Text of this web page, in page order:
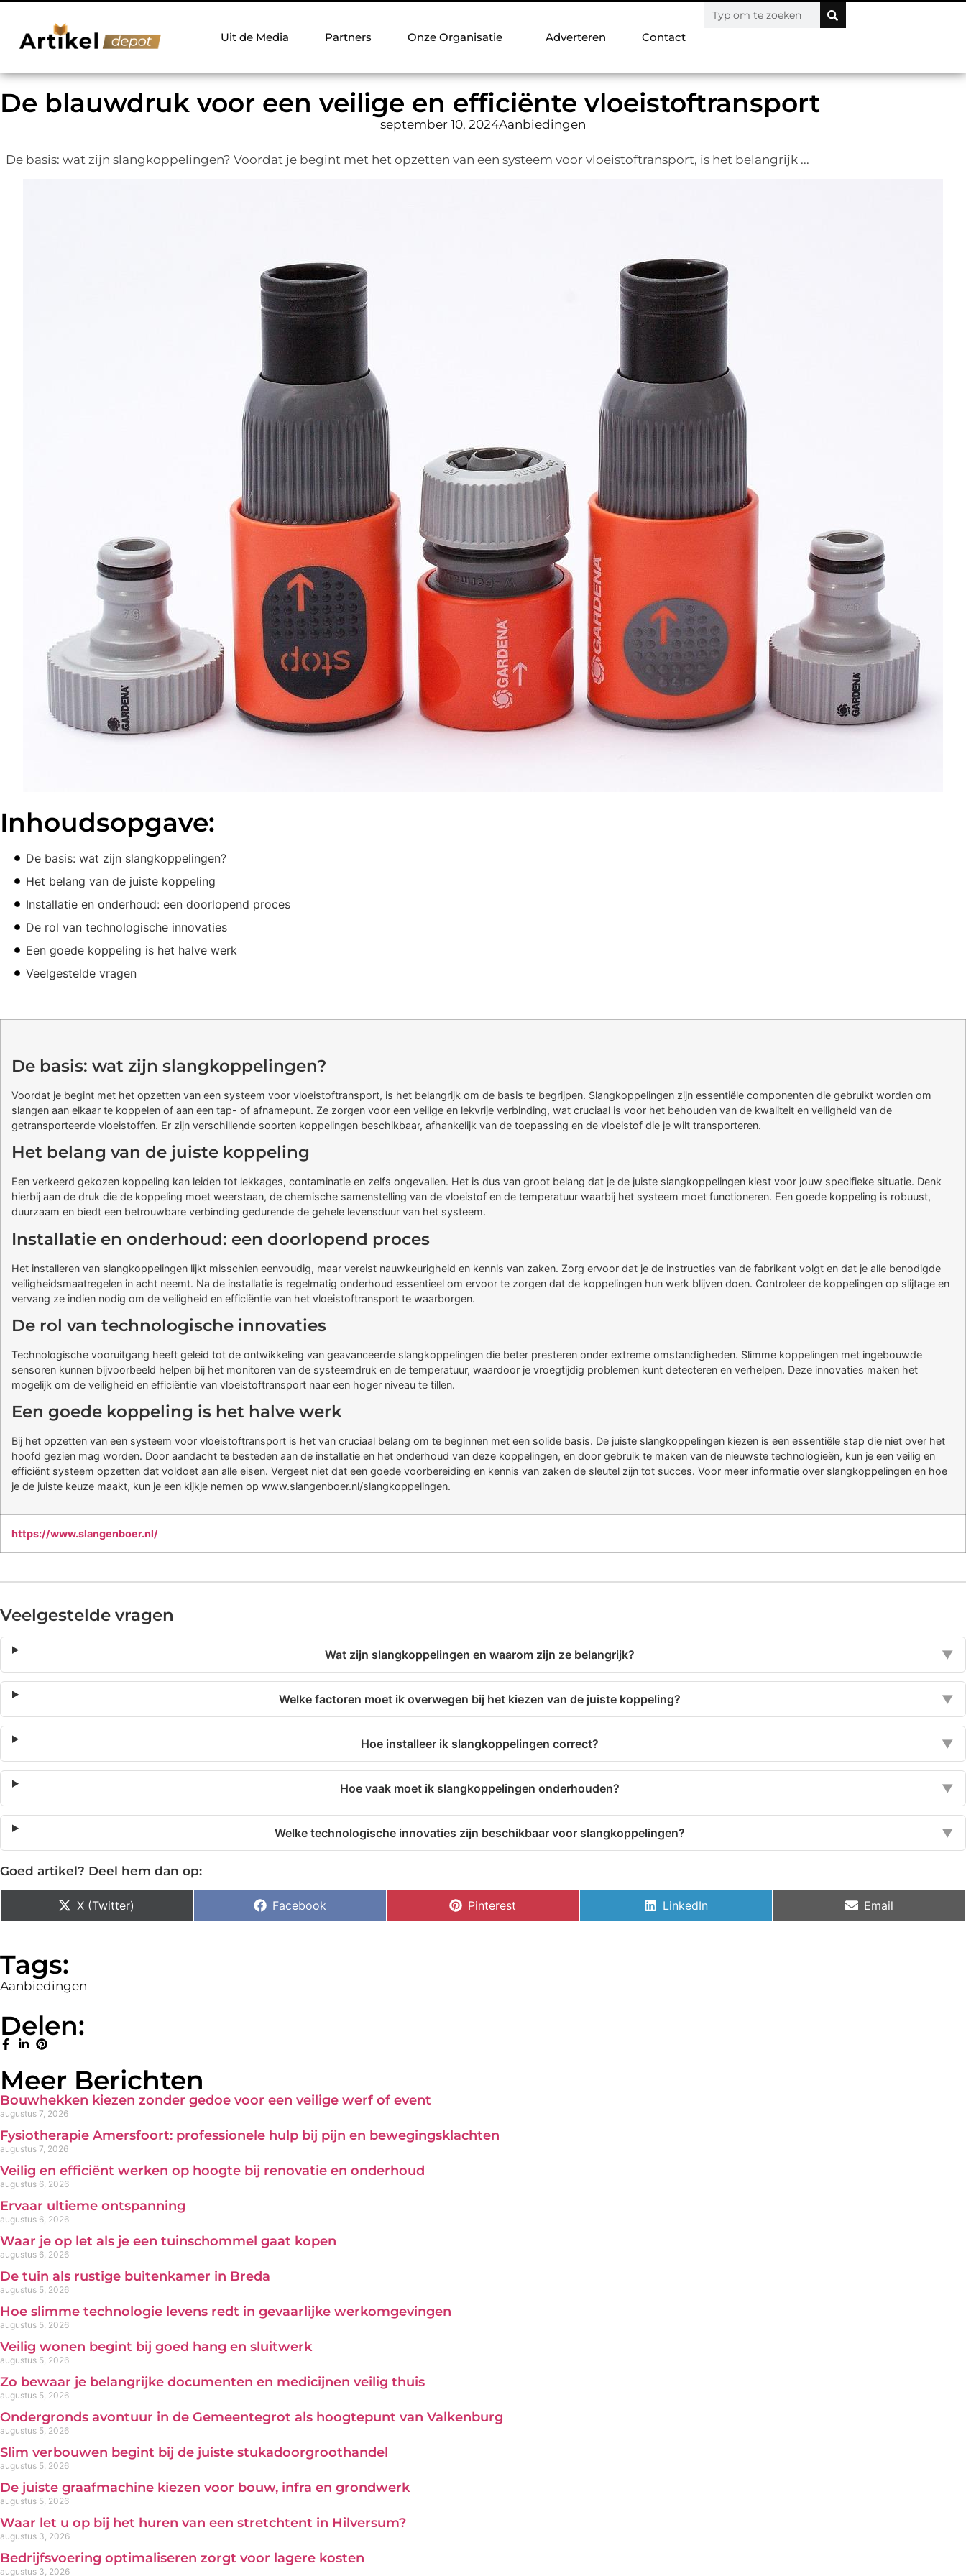
Uit de Media Partners Onze Organisatie Adverteren Contact
De blauwdruk voor een veilige en efficiënte vloeistoftransport
september 10, 2024Aanbiedingen
De basis: wat zijn slangkoppelingen? Voordat je begint met het opzetten van een systeem voor vloeistoftransport, is het belangrijk ...
Inhoudsopgave:
De basis: wat zijn slangkoppelingen?
Het belang van de juiste koppeling
Installatie en onderhoud: een doorlopend proces
De rol van technologische innovaties
Een goede koppeling is het halve werk
Veelgestelde vragen
De basis: wat zijn slangkoppelingen?
Voordat je begint met het opzetten van een systeem voor vloeistoftransport, is het belangrijk om de basis te begrijpen. Slangkoppelingen zijn essentiële componenten die gebruikt worden om
slangen aan elkaar te koppelen of aan een tap- of afnamepunt. Ze zorgen voor een veilige en lekvrije verbinding, wat cruciaal is voor het behouden van de kwaliteit en veiligheid van de
getransporteerde vloeistoffen. Er zijn verschillende soorten koppelingen beschikbaar, afhankelijk van de toepassing en de vloeistof die je wilt transporteren.
Het belang van de juiste koppeling
Een verkeerd gekozen koppeling kan leiden tot lekkages, contaminatie en zelfs ongevallen. Het is dus van groot belang dat je de juiste slangkoppelingen kiest voor jouw specifieke situatie. Denk
hierbij aan de druk die de koppeling moet weerstaan, de chemische samenstelling van de vloeistof en de temperatuur waarbij het systeem moet functioneren. Een goede koppeling is robuust,
duurzaam en biedt een betrouwbare verbinding gedurende de gehele levensduur van het systeem.
Installatie en onderhoud: een doorlopend proces
Het installeren van slangkoppelingen lijkt misschien eenvoudig, maar vereist nauwkeurigheid en kennis van zaken. Zorg ervoor dat je de instructies van de fabrikant volgt en dat je alle benodigde
veiligheidsmaatregelen in acht neemt. Na de installatie is regelmatig onderhoud essentieel om ervoor te zorgen dat de koppelingen hun werk blijven doen. Controleer de koppelingen op slijtage en
vervang ze indien nodig om de veiligheid en efficiëntie van het vloeistoftransport te waarborgen.
De rol van technologische innovaties
Technologische vooruitgang heeft geleid tot de ontwikkeling van geavanceerde slangkoppelingen die beter presteren onder extreme omstandigheden. Slimme koppelingen met ingebouwde
sensoren kunnen bijvoorbeeld helpen bij het monitoren van de systeemdruk en de temperatuur, waardoor je vroegtijdig problemen kunt detecteren en verhelpen. Deze innovaties maken het
mogelijk om de veiligheid en efficiëntie van vloeistoftransport naar een hoger niveau te tillen.
Een goede koppeling is het halve werk
Bij het opzetten van een systeem voor vloeistoftransport is het van cruciaal belang om te beginnen met een solide basis. De juiste slangkoppelingen kiezen is een essentiële stap die niet over het
hoofd gezien mag worden. Door aandacht te besteden aan de installatie en het onderhoud van deze koppelingen, en door gebruik te maken van de nieuwste technologieën, kun je een veilig en
efficiënt systeem opzetten dat voldoet aan alle eisen. Vergeet niet dat een goede voorbereiding en kennis van zaken de sleutel zijn tot succes. Voor meer informatie over slangkoppelingen en hoe
je de juiste keuze maakt, kun je een kijkje nemen op www.slangenboer.nl/slangkoppelingen.
https://www.slangenboer.nl/
Veelgestelde vragen
Wat zijn slangkoppelingen en waarom zijn ze belangrijk? ▼
Welke factoren moet ik overwegen bij het kiezen van de juiste koppeling? ▼
Hoe installeer ik slangkoppelingen correct? ▼
Hoe vaak moet ik slangkoppelingen onderhouden? ▼
Welke technologische innovaties zijn beschikbaar voor slangkoppelingen? ▼
Goed artikel? Deel hem dan op:
X (Twitter) Facebook Pinterest LinkedIn Email
Tags:
Aanbiedingen
Delen:
Meer Berichten
Bouwhekken kiezen zonder gedoe voor een veilige werf of event
augustus 7, 2026
Fysiotherapie Amersfoort: professionele hulp bij pijn en bewegingsklachten
augustus 7, 2026
Veilig en efficiënt werken op hoogte bij renovatie en onderhoud
augustus 6, 2026
Ervaar ultieme ontspanning
augustus 6, 2026
Waar je op let als je een tuinschommel gaat kopen
augustus 6, 2026
De tuin als rustige buitenkamer in Breda
augustus 5, 2026
Hoe slimme technologie levens redt in gevaarlijke werkomgevingen
augustus 5, 2026
Veilig wonen begint bij goed hang en sluitwerk
augustus 5, 2026
Zo bewaar je belangrijke documenten en medicijnen veilig thuis
augustus 5, 2026
Ondergronds avontuur in de Gemeentegrot als hoogtepunt van Valkenburg
augustus 5, 2026
Slim verbouwen begint bij de juiste stukadoorgroothandel
augustus 5, 2026
De juiste graafmachine kiezen voor bouw, infra en grondwerk
augustus 5, 2026
Waar let u op bij het huren van een stretchtent in Hilversum?
augustus 3, 2026
Bedrijfsvoering optimaliseren zorgt voor lagere kosten
augustus 3, 2026